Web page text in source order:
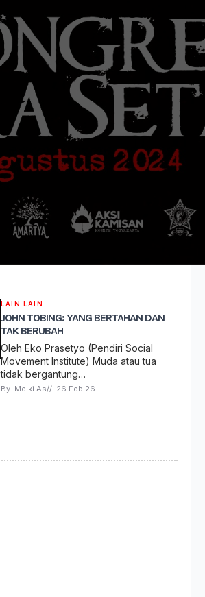
LAIN LAIN
JOHN TOBING: YANG BERTAHAN DAN
TAK BERUBAH
Oleh Eko Prasetyo (Pendiri Social
Movement Institute) Muda atau tua
tidak bergantung…
By Melki As// 26 Feb 26